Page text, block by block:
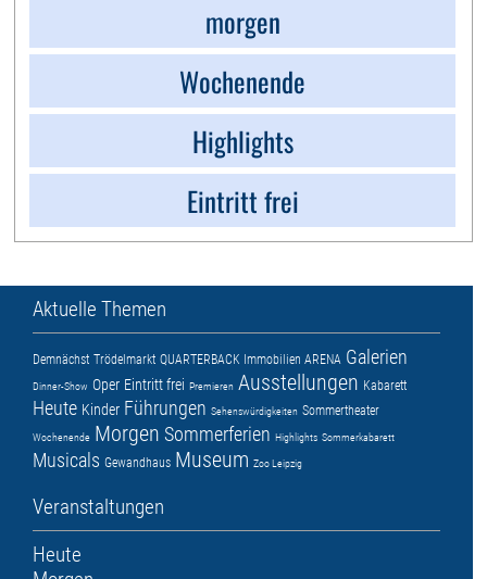
morgen
Wochenende
Highlights
Eintritt frei
Aktuelle Themen
Demnächst Trödelmarkt QUARTERBACK Immobilien ARENA Galerien
Dinner-Show Oper Eintritt frei Premieren Ausstellungen Kabarett
Heute Kinder Führungen Sehenswürdigkeiten Sommertheater
Wochenende Morgen Sommerferien Highlights Sommerkabarett
Musicals Gewandhaus Museum Zoo Leipzig
Veranstaltungen
Heute